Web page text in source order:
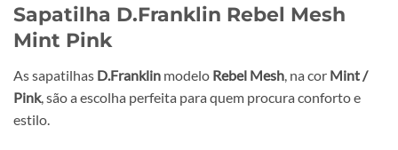
Sapatilha D.Franklin Rebel Mesh
Mint Pink
As sapatilhas D.Franklin modelo Rebel Mesh, na cor Mint /
Pink, são a escolha perfeita para quem procura conforto e
estilo.